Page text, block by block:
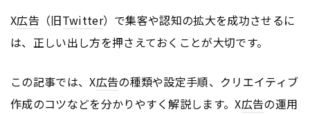
X広告 （旧Twitter）で集客や認知の拡大を成功させるに
は、正しい出し方を押さえておくことが大切です。
この記事では、X広告の種類や設定手順、クリエイティブ
作成のコツなどを分かりやすく解説します。X広告の運用